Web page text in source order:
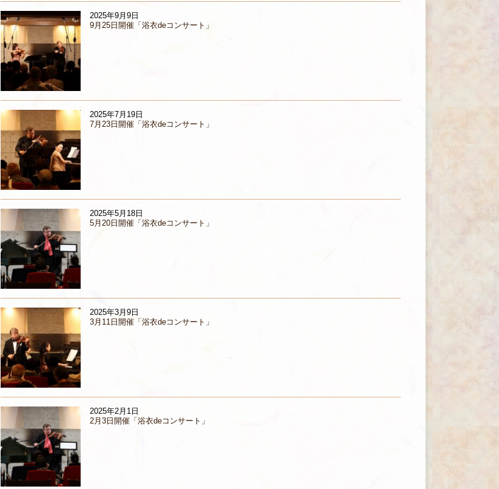
2025年9月9日
9月25日開催「浴衣deコンサート」
2025年7月19日
7月23日開催「浴衣deコンサート」
2025年5月18日
5月20日開催「浴衣deコンサート」
2025年3月9日
3月11日開催「浴衣deコンサート」
2025年2月1日
2月3日開催「浴衣deコンサート」